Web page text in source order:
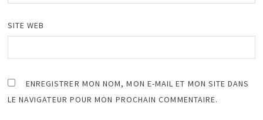
SITE WEB
ENREGISTRER MON NOM, MON E-MAIL ET MON SITE DANS
LE NAVIGATEUR POUR MON PROCHAIN COMMENTAIRE.